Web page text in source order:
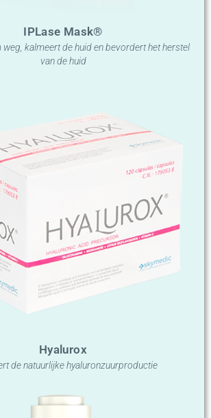
Hyalurox
de natuurlijke hyaluronzuurproductie
IPLase Mask®
weg, kalmeert de huid en bevordert het herstel
van de huid